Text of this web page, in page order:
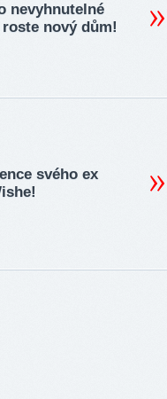
nevyhnutelné
nový dům!
svého ex